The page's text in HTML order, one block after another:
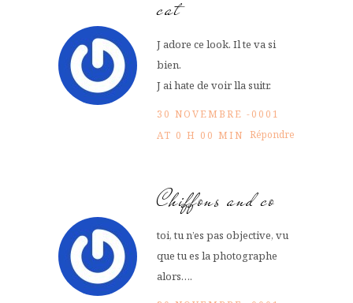
cat
J adore ce look. Il te va si
bien.
J ai hate de voir lla suitr.
30 NOVEMBRE -0001
AT 0 H 00 MIN Répondre
Chiffons and co
toi, tu n’es pas objective, vu
que tu es la photographe
alors….